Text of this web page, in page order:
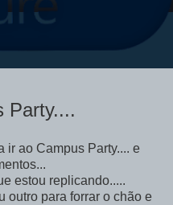
Party....
ir ao Campus Party.... e
estou replicando.....
outro para forrar o chão e